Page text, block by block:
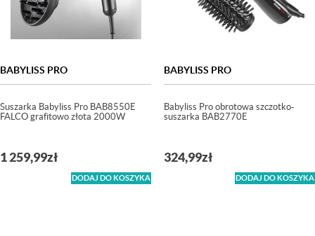
BABYLISS PRO
Suszarka Babyliss Pro BAB8550E
FALCO grafitowo złota 2000W
1 259,99zł
DODAJ DO KOSZYKA
BABYLISS PRO
Babyliss Pro obrotowa szczotko-
suszarka BAB2770E
324,99zł
DODAJ DO KOSZYKA